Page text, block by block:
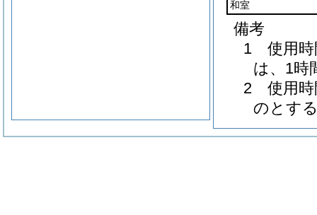
和室
備考
1 使用時
は、1時
2 使用時
のとす